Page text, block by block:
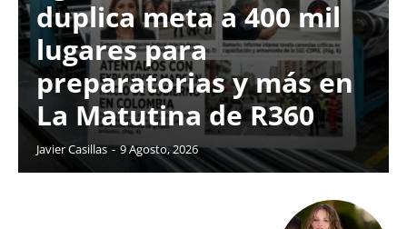
duplica meta a 400 mil
lugares para
preparatorias y más en
La Matutina de R360
Javier Casillas - 9 Agosto, 2026